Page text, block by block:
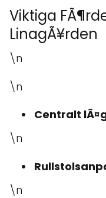
Viktiga
LinagÃ¥rden
\n
\n
Centralt
\n
\n